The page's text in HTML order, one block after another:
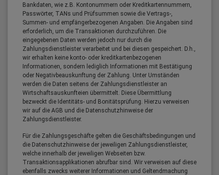
Bankdaten, wie z.B. Kontonummern oder Kreditkartennummern,
Passwörter, TANs und Prüfsummen sowie die Vertrags-,
Summen- und empfängerbezogenen Angaben. Die Angaben sind
erforderlich, um die Transaktionen durchzuführen. Die
eingegebenen Daten werden jedoch nur durch die
Zahlungsdienstleister verarbeitet und bei diesen gespeichert. D.h.,
wir erhalten keine konto- oder kreditkartenbezogenen
Informationen, sondern lediglich Informationen mit Bestätigung
oder Negativbeauskunftung der Zahlung. Unter Umständen
werden die Daten seitens der Zahlungsdienstleister an
Wirtschaftsauskunfteien übermittelt. Diese Übermittlung
bezweckt die Identitäts- und Bonitätsprüfung. Hierzu verweisen
wir auf die AGB und die Datenschutzhinweise der
Zahlungsdienstleister.
Für die Zahlungsgeschäfte gelten die Geschäftsbedingungen und
die Datenschutzhinweise der jeweiligen Zahlungsdienstleister,
welche innerhalb der jeweiligen Webseiten bzw.
Transaktionsapplikationen abrufbar sind. Wir verweisen auf diese
ebenfalls zwecks weiterer Informationen und Geltendmachung